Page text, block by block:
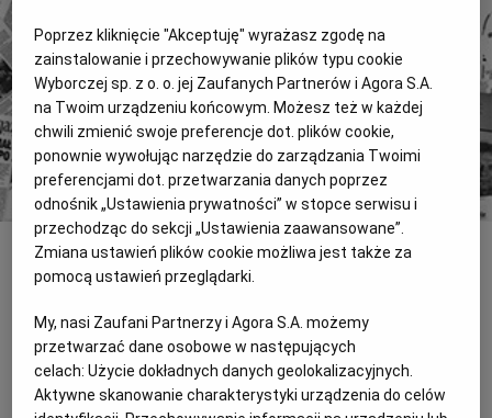
Znajdź historie, których szukasz.
Kup dostęp
lub Zaloguj się
INNE
LISTY Zła decyzja w sprawie PISM-u 12 kwietnia jeden z
wiceministrów spraw zagranicznych wręczył dr. Sławomirowi
Dębskiemu, dyrektorowi Polskiego Instytutu Spraw
Międzynarodowych,
Poprzez kliknięcie "Akceptuję" wyrażasz zgodę na
zainstalowanie i przechowywanie plików typu cookie
Wyborczej sp. z o. o. jej Zaufanych Partnerów i Agora S.A.
na Twoim urządzeniu końcowym. Możesz też w każdej
chwili zmienić swoje preferencje dot. plików cookie,
ponownie wywołując narzędzie do zarządzania Twoimi
preferencjami dot. przetwarzania danych poprzez
odnośnik „Ustawienia prywatności” w stopce serwisu i
przechodząc do sekcji „Ustawienia zaawansowane”.
Zmiana ustawień plików cookie możliwa jest także za
pomocą ustawień przeglądarki.
My, nasi Zaufani Partnerzy i Agora S.A. możemy
przetwarzać dane osobowe w następujących
celach:Użycie dokładnych danych geolokalizacyjnych.
Aktywne skanowanie charakterystyki urządzenia do celów